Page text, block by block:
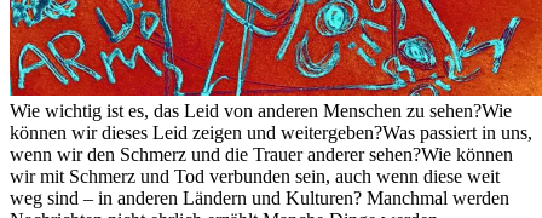
Wie wichtig ist es, das Leid von anderen Menschen zu sehen?Wie
können wir dieses Leid zeigen und weitergeben?Was passiert in uns,
wenn wir den Schmerz und die Trauer anderer sehen?Wie können
wir mit Schmerz und Tod verbunden sein, auch wenn diese weit
weg sind – in anderen Ländern und Kulturen? Manchmal werden